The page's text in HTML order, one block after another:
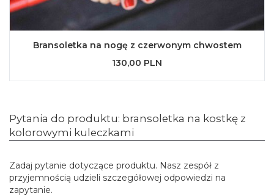
Bransoletka na nogę z czerwonym chwostem
130,00 PLN
Pytania do produktu: bransoletka na kostkę z
kolorowymi kuleczkami
Zadaj pytanie dotyczące produktu. Nasz zespół z
przyjemnością udzieli szczegółowej odpowiedzi na
zapytanie.